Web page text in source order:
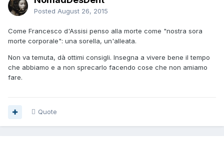
Posted August 26, 2015
Come Francesco d'Assisi penso alla morte come "nostra sora
morte corporale": una sorella, un'alleata.
Non va temuta, dà ottimi consigli. Insegna a vivere bene il tempo
che abbiamo e a non sprecarlo facendo cose che non amiamo
fare.
Quote